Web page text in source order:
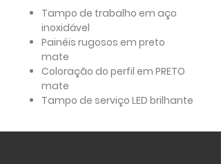
Tampo de trabalho em aço
inoxidável
Painéis rugosos em preto
mate
Coloração do perfil em PRETO
mate
Tampo de serviço LED brilhante